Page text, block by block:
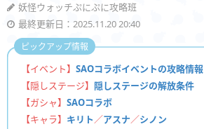
妖怪ウォッチぷにぷに攻略班
最終更新日：2025.11.20 20:40
【イベント】 SAOコラボイベントの攻略情報
【隠しステージ】 隠しステージの解放条件
【ガシャ】 SAOコラボ
【キャラ】 キリト／アスナ／シノン
ピックアップ情報